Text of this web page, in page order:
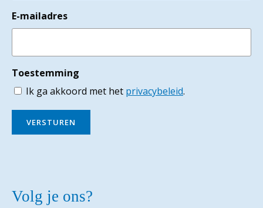
E-mailadres
Toestemming
Ik ga akkoord met het privacybeleid.
VERSTUREN
Volg je ons?